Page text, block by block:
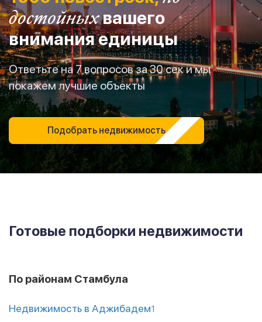
достойныхвашего
внимания единицы
Ответьте на 7 вопросов за 30 сек и мы
покажем лучшие объекты
Подобрать недвижимость
Готовые подборки недвижимости
По районам Стамбула
Недвижимость в Аджибадем1